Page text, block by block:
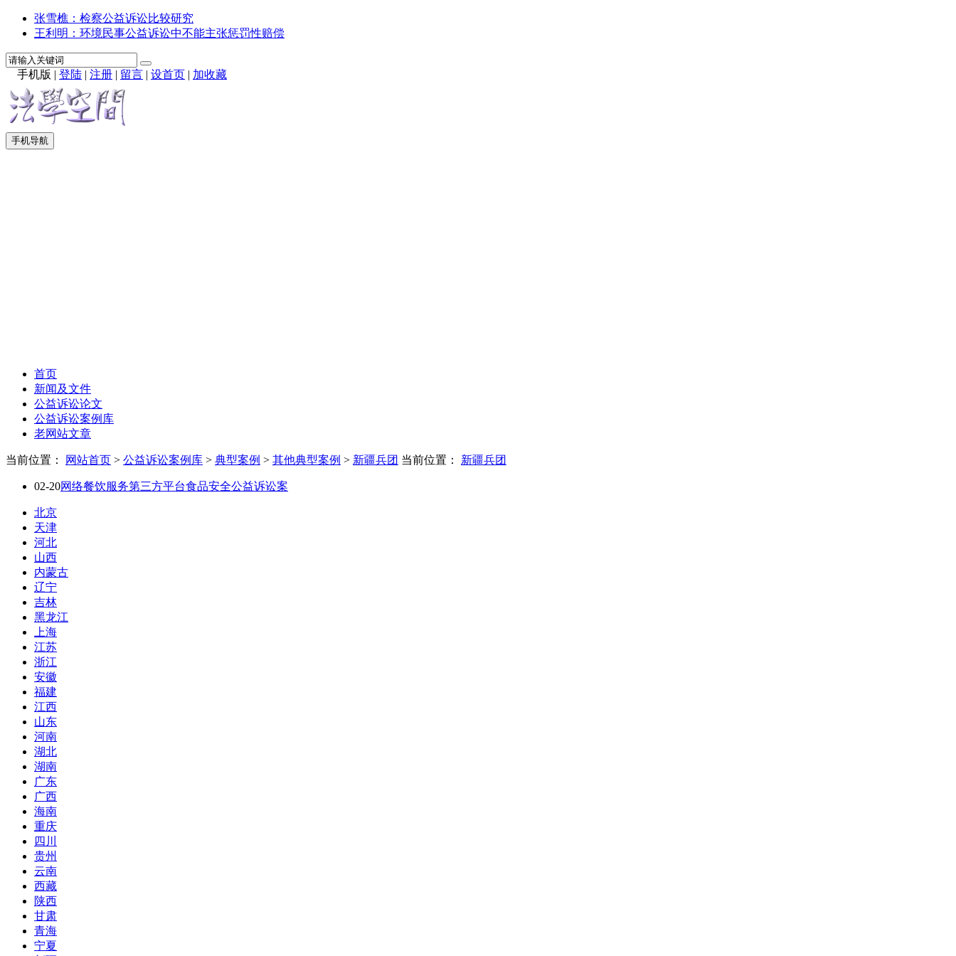
张雪樵：检察公益诉讼比较研究
王利明：环境民事公益诉讼中不能主张惩罚性赔偿
手机版 | 登陆 | 注册 | 留言 | 设首页 | 加收藏
手机导航
首页
新闻及文件
公益诉讼论文
公益诉讼案例库
老网站文章
当前位置： 网站首页 > 公益诉讼案例库 > 典型案例 > 其他典型案例 > 新疆兵团 当前位置： 新疆兵团
02-20网络餐饮服务第三方平台食品安全公益诉讼案
北京
天津
河北
山西
内蒙古
辽宁
吉林
黑龙江
上海
江苏
浙江
安徽
福建
江西
山东
河南
湖北
湖南
广东
广西
海南
重庆
四川
贵州
云南
西藏
陕西
甘肃
青海
宁夏